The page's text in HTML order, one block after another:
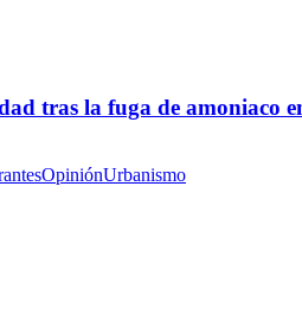
tras la fuga de amoniaco
OpiniónUrbanismo